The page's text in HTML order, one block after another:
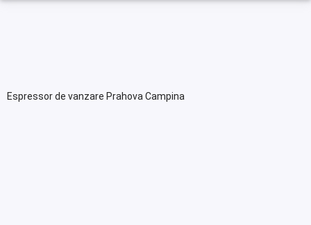
Espressor de vanzare Prahova Campina